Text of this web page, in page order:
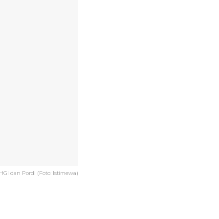
dan Pordi (Foto: Istimewa)